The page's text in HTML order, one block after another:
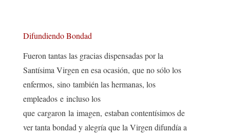
Difundiendo Bondad
Fueron tantas las gracias dispensadas por la
Santísima Virgen en esa ocasión, que no sólo los
enfermos, sino también las hermanas, los
empleados e incluso los
que cargaron la imagen, estaban contentísimos de
ver tanta bondad y alegría que la Virgen difundía a